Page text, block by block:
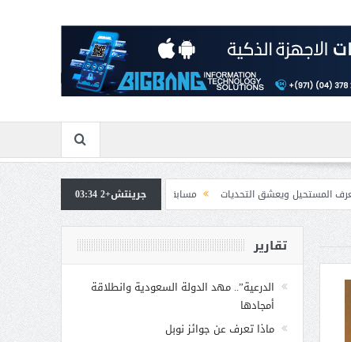
التحديات مسابقة المشيقح تعلن فرسان النسخة الخامسة
بمشاركة
جرينتش+2 03:34
تقارير
الدرعية”.. مهد الدولة السعودية وانطلاقة
أمجادها
ماذا تعرف عن جوائز نوبل